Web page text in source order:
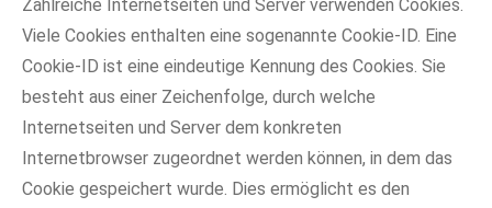
Zahlreiche Internetseiten und Server verwenden Cookies.
Viele Cookies enthalten eine sogenannte Cookie-ID. Eine
Cookie-ID ist eine eindeutige Kennung des Cookies. Sie
besteht aus einer Zeichenfolge, durch welche
Internetseiten und Server dem konkreten
Internetbrowser zugeordnet werden können, in dem das
Cookie gespeichert wurde. Dies ermöglicht es den